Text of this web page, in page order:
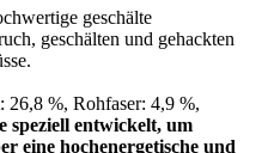
geschälte
geschälten und gehackten
%, Rohfaser: 4,9 %,
speziell entwickelt, um
eine hochenergetische und